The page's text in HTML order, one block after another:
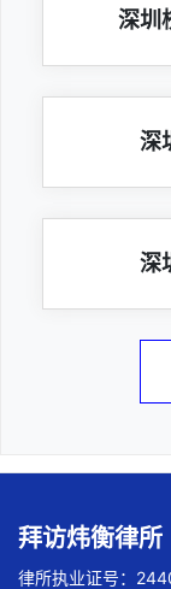
深圳
深
深
拜访炜衡律所
律所执业证号：